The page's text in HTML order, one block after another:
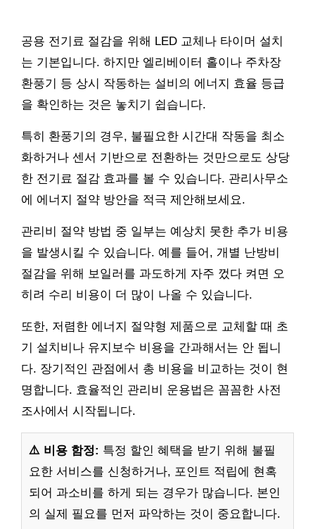
공용 전기료 절감을 위해 LED 교체나 타이머 설치
는 기본입니다. 하지만 엘리베이터 홀이나 주차장
환풍기 등 상시 작동하는 설비의 에너지 효율 등급
을 확인하는 것은 놓치기 쉽습니다.
특히 환풍기의 경우, 불필요한 시간대 작동을 최소
화하거나 센서 기반으로 전환하는 것만으로도 상당
한 전기료 절감 효과를 볼 수 있습니다. 관리사무소
에 에너지 절약 방안을 적극 제안해보세요.
관리비 절약 방법 중 일부는 예상치 못한 추가 비용
을 발생시킬 수 있습니다. 예를 들어, 개별 난방비
절감을 위해 보일러를 과도하게 자주 껐다 켜면 오
히려 수리 비용이 더 많이 나올 수 있습니다.
또한, 저렴한 에너지 절약형 제품으로 교체할 때 초
기 설치비나 유지보수 비용을 간과해서는 안 됩니
다. 장기적인 관점에서 총 비용을 비교하는 것이 현
명합니다. 효율적인 관리비 운용법은 꼼꼼한 사전
조사에서 시작됩니다.
⚠️ 비용 함정: 특정 할인 혜택을 받기 위해 불필
요한 서비스를 신청하거나, 포인트 적립에 현혹
되어 과소비를 하게 되는 경우가 많습니다. 본인
의 실제 필요를 먼저 파악하는 것이 중요합니다.